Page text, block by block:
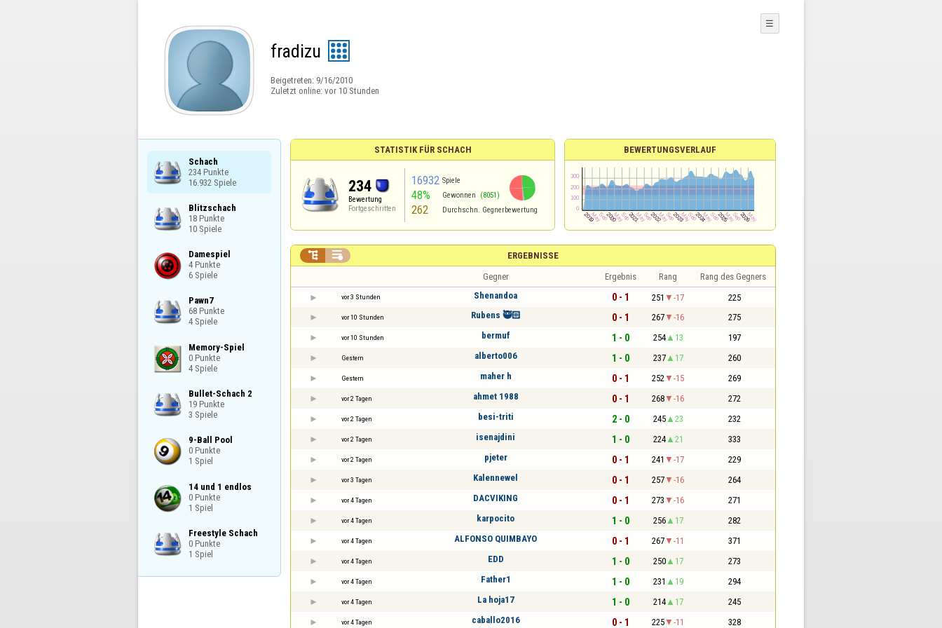
fradizu
Beigetreten: 9/16/2010
Zuletzt online: vor 10 Stunden
☰
Schach
234 Punkte
16.932 Spiele
Blitzschach
18 Punkte
10 Spiele
Damespiel
4 Punkte
6 Spiele
Pawn7
68 Punkte
4 Spiele
Memory-Spiel
0 Punkte
4 Spiele
Bullet-Schach 2
19 Punkte
3 Spiele
9-Ball Pool
0 Punkte
1 Spiel
14 und 1 endlos
0 Punkte
1 Spiel
Freestyle Schach
0 Punkte
1 Spiel
STATISTIK FÜR SCHACH
234
Bewertung
Fortgeschritten
16932 Spiele
48% Gewonnen (8051)
262 Durchschn. Gegnerbewertung
BEWERTUNGSVERLAUF
ERGEBNISSE
 
Gegner Ergebnis Rang Rang des Gegners
vor 3 Stunden Shenandoa 0 - 1 251 -17 225
vor 10 Stunden Rubens 🥷🏻 0 - 1 267 -16 275
vor 10 Stunden bermuf 1 - 0 254 13 197
Gestern alberto006 1 - 0 237 17 260
Gestern maher h 0 - 1 252 -15 269
vor 2 Tagen ahmet 1988 0 - 1 268 -16 272
vor 2 Tagen besi-triti 2 - 0 245 23 232
vor 2 Tagen isenajdini 1 - 0 224 21 333
vor 2 Tagen pjeter 0 - 1 241 -17 229
vor 3 Tagen Kalennewel 0 - 1 257 -16 264
vor 4 Tagen DACVIKING 0 - 1 273 -16 271
vor 4 Tagen karpocito 1 - 0 256 17 282
vor 4 Tagen ALFONSO QUIMBAYO 0 - 1 267 -11 371
vor 4 Tagen EDD 1 - 0 250 17 273
vor 4 Tagen Father1 1 - 0 231 19 294
vor 4 Tagen La hoja17 1 - 0 214 17 245
vor 4 Tagen caballo2016 0 - 1 225 -11 328